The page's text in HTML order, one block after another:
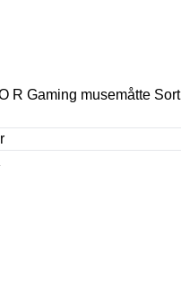
R Gaming musemåtte Sort